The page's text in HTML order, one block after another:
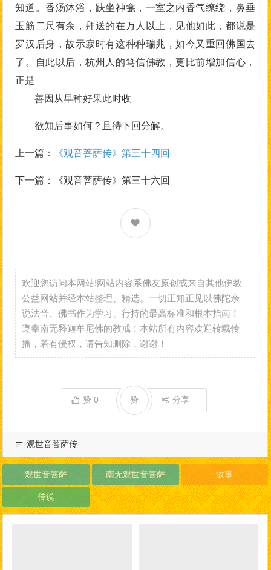
知道。香汤沐浴，趺坐神龛，一室之内香气缭绕，鼻垂
玉筋二尺有余，拜送的在万人以上，见他如此，都说是
罗汉后身，故示寂时有这种种瑞兆，如今又重回佛国去
了。自此以后，杭州人的笃信佛教，更比前增加信心，
正是
善因从早种好果此时收
欲知后事如何？且待下回分解。
上一篇： 《观音菩萨传》第三十四回
下一篇：《观音菩萨传》第三十六回
欢迎您访问本网站!网站内容系佛友原创或来自其他佛教
公益网站并经本站整理、精选。一切正知正见以佛陀亲
说法音、佛书作为学习、行持的最高标准和根本指南！
遵奉南无释迦牟尼佛的教戒！本站所有内容欢迎转载传
播，若有侵权，请告知删除，谢谢！
赞0 分享
赞
观世音菩萨传
观世音菩萨 南无观世音菩萨 故事
传说